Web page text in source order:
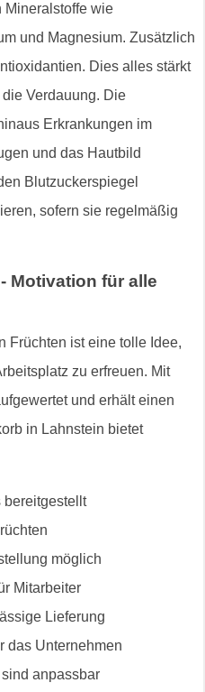
Mineralstoffe wie
und Magnesium. Zusätzlich
Dies alles stärkt
Verdauung. Die
Erkrankungen im
und das Hautbild
Blutzuckerspiegel
sofern sie regelmäßig
Motivation für alle
Früchten ist eine tolle Idee,
zu erfreuen. Mit
und erhält einen
in Lahnstein bietet
bereitgestellt
möglich
Mitarbeiter
Lieferung
das Unternehmen
anpassbar